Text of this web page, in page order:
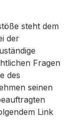
steht dem
der
Fragen
des
seinen
Link